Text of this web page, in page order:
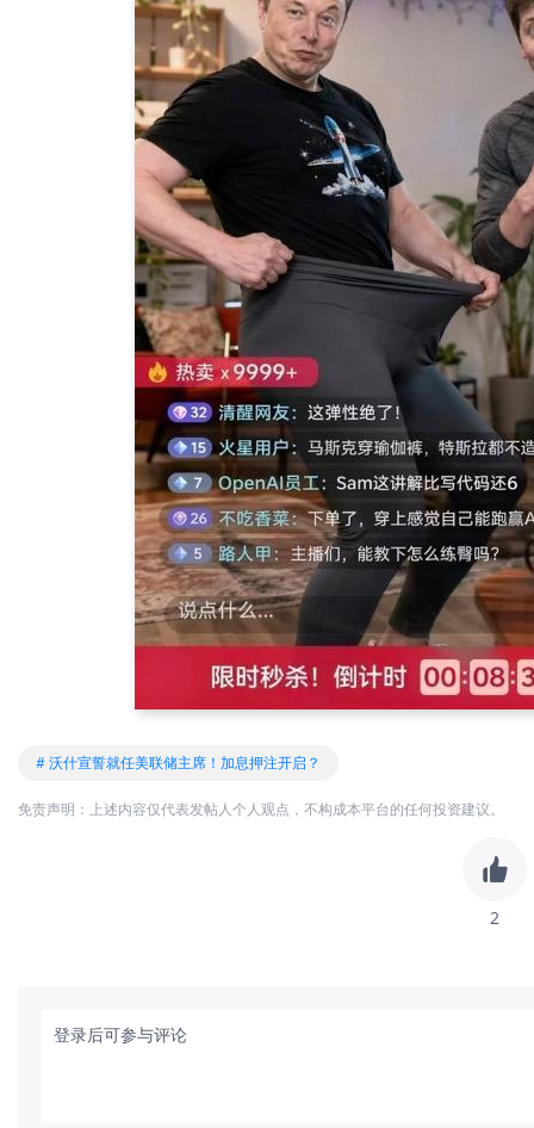
# 沃什宣誓就任美联储主席！加息押注开启？
免责声明：上述内容仅代表发帖人个人观点，不构成本平台的任何投资建议。
2
登录后可参与评论